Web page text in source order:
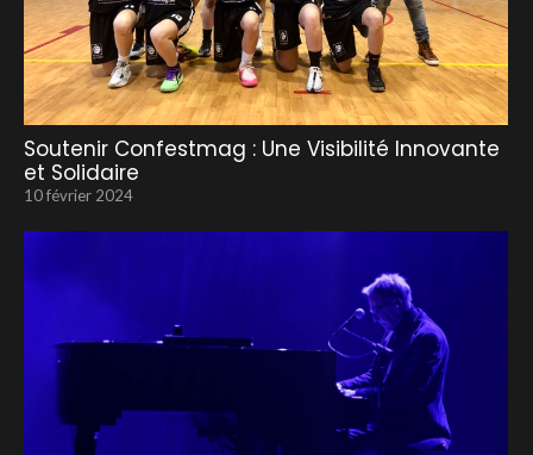
Soutenir Confestmag : Une Visibilité Innovante
et Solidaire
10 février 2024